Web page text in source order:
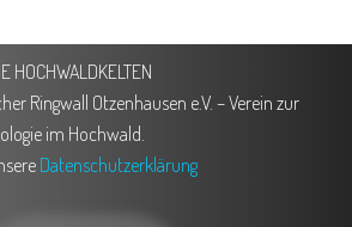
Ringwall Otzenhausen e.V. – Verein zur
im Hochwald.
Datenschutzerklärung